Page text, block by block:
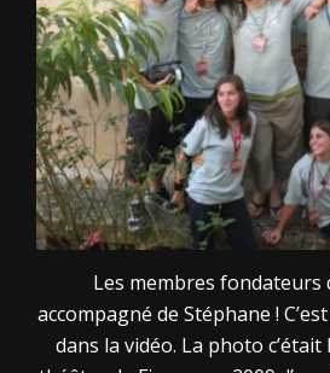
Les membres fondateurs
accompagné de Stéphane !
dans la vidéo. La photo